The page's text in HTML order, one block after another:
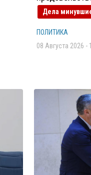
Дела
ПОЛИТИКА
08 Августа 2026 -